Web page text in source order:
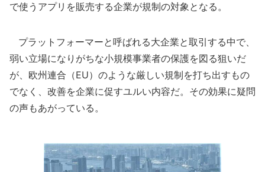
で使うアプリを販売する企業が規制の対象となる。
プラットフォーマーと呼ばれる大企業と取引する中で、
弱い立場になりがちな小規模事業者の保護を図る狙いだ
が、欧州連合（EU）のような厳しい規制を打ち出すもの
でなく、改善を企業に促すユルい内容だ。その効果に疑問
の声もあがっている。